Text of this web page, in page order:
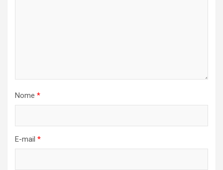
Nome *
E-mail *